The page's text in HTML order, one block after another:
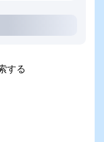
する